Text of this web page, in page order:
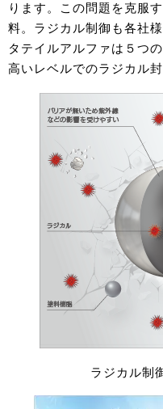
ります。この問題を克服
料。ラジカル制御も各社
タテイルアルファは５つ
高いレベルでのラジカル
ラジカル制